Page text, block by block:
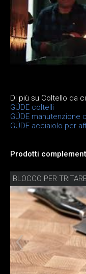
Di più su Coltello da
GÜDE coltelli
GÜDE manutenzione
GÜDE acciaiolo per
Prodotti
BLOCCO PER